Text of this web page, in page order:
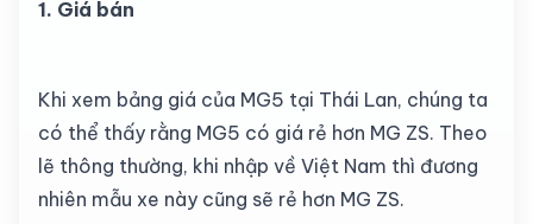
1. Giá bán
Khi xem bảng giá của MG5 tại Thái Lan, chúng ta
có thể thấy rằng MG5 có giá rẻ hơn MG ZS. Theo
lẽ thông thường, khi nhập về Việt Nam thì đương
nhiên mẫu xe này cũng sẽ rẻ hơn MG ZS.